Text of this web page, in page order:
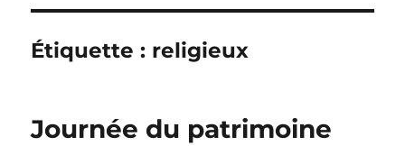
Étiquette : religieux
Journée du patrimoine